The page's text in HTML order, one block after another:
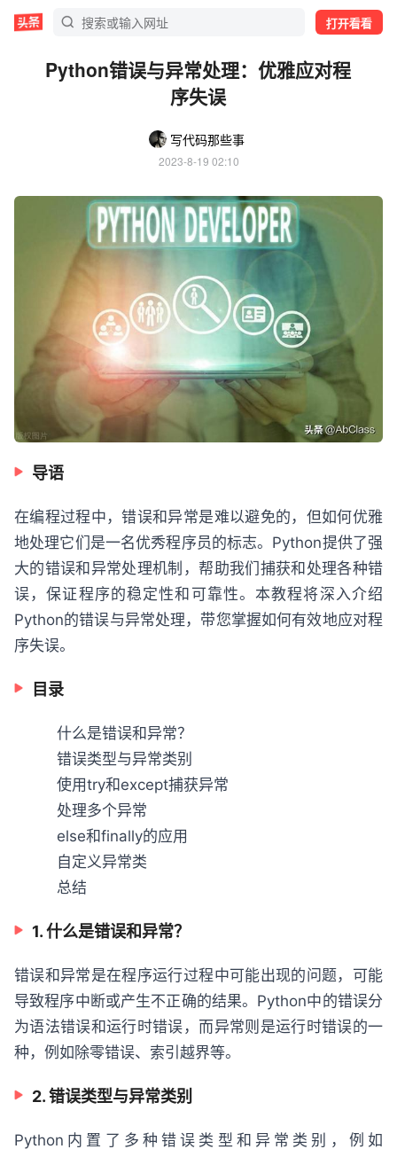
打开看看
Python错误与异常处理：优雅应对程
序失误
写代码那些事
2023-8-19 02:10
导语
在编程过程中，错误和异常是难以避免的，但如何优雅
地处理它们是一名优秀程序员的标志。Python提供了强
大的错误和异常处理机制，帮助我们捕获和处理各种错
误，保证程序的稳定性和可靠性。本教程将深入介绍
Python的错误与异常处理，带您掌握如何有效地应对程
序失误。
目录
什么是错误和异常？
错误类型与异常类别
使用try和except捕获异常
处理多个异常
else和finally的应用
自定义异常类
总结
1. 什么是错误和异常？
错误和异常是在程序运行过程中可能出现的问题，可能
导致程序中断或产生不正确的结果。Python中的错误分
为语法错误和运行时错误，而异常则是运行时错误的一
种，例如除零错误、索引越界等。
2. 错误类型与异常类别
Python内置了多种错误类型和异常类别，例如